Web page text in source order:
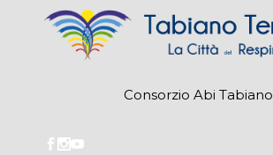
Consorzio Abi Tabiano